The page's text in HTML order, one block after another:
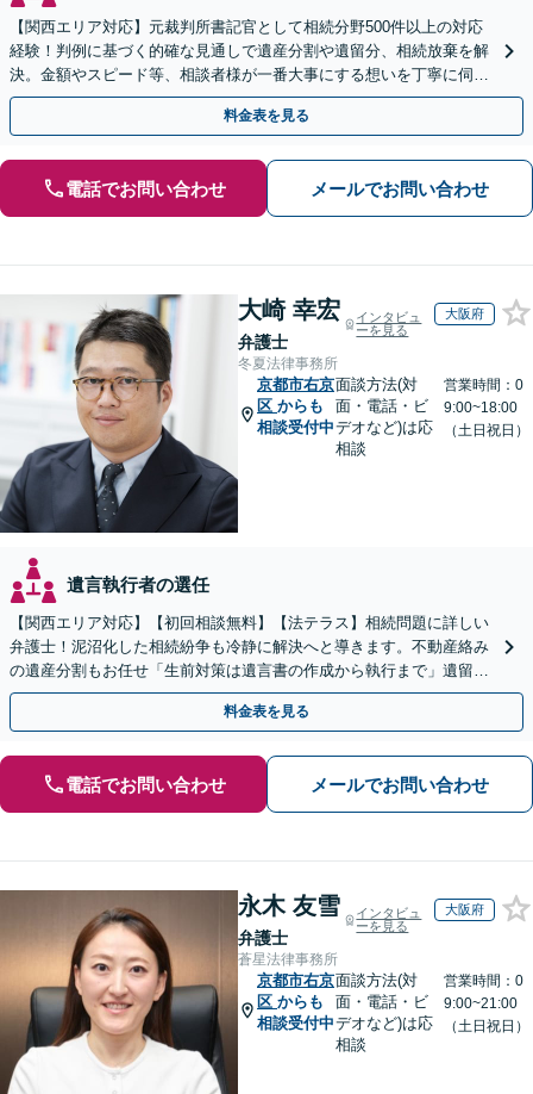
【関西エリア対応】元裁判所書記官として相続分野500件以上の対応
経験！判例に基づく的確な見通しで遺産分割や遺留分、相続放棄を解
決。金額やスピード等、相談者様が一番大事にする想いを丁寧に伺い
最善の解決策を提案【WEB面談可】
料金表を見る
電話でお問い合わせ メールでお問い合わせ
大崎 幸宏
弁護士
インタビュ
ーを見る
大阪府
冬夏法律事務所
京都市右京
区 からも
相談受付中
面談方法(対
面・電話・ビ
デオなど)は応
相談
営業時間：0
9:00~18:00
（土日祝日）
遺言執行者の選任
【関西エリア対応】【初回相談無料】【法テラス】相続問題に詳しい
弁護士！泥沼化した相続紛争も冷静に解決へと導きます。不動産絡み
の遺産分割もお任せ「生前対策は遺言書の作成から執行まで」遺留分
侵害額請求に詳しい【夜間・休日面談】【電話相談可】
料金表を見る
電話でお問い合わせ メールでお問い合わせ
永木 友雪
弁護士
インタビュ
ーを見る
大阪府
蒼星法律事務所
京都市右京
区 からも
相談受付中
面談方法(対
面・電話・ビ
デオなど)は応
相談
営業時間：0
9:00~21:00
（土日祝日）